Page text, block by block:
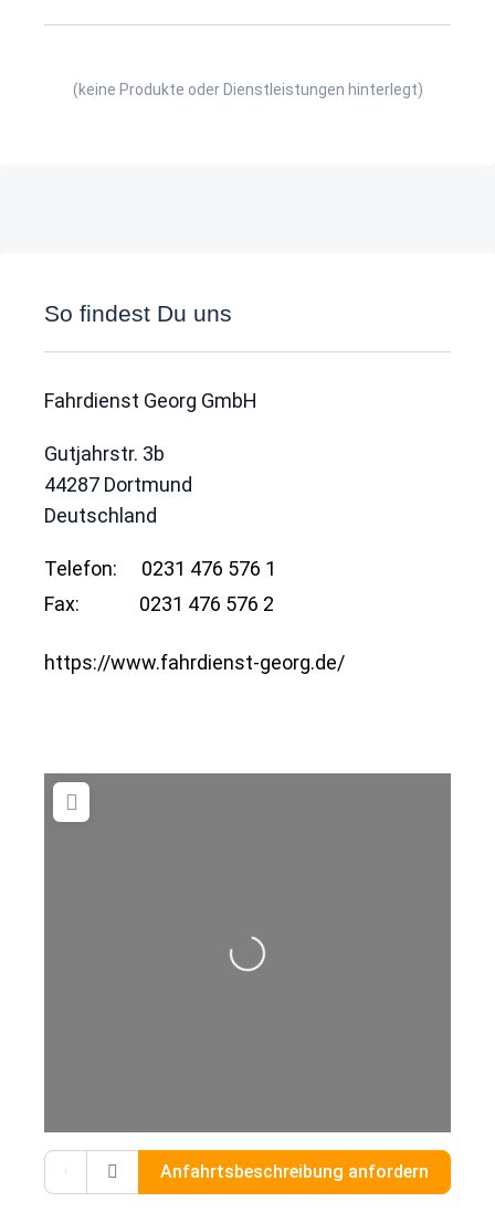
(keine Produkte oder Dienstleistungen hinterlegt)
So findest Du uns
Fahrdienst Georg GmbH
Gutjahrstr. 3b
44287 Dortmund
Deutschland
Telefon:
0231 476 576 1
Fax:
0231 476 576 2
https://www.fahrdienst-georg.de/
Gib deinen Standort ein.
Anfahrtsbeschreibung anfordern